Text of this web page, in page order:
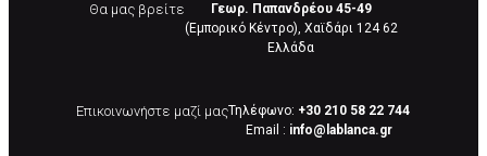
Θα μας βρείτε
Γεωρ. Παπανδρέου 45-49
(Εμπορικό Κέντρο), Χαϊδάρι 124 62
Eλλάδα
Επικοινωνήστε μαζί μαςΤηλέφωνο: +30 210 58 22 744
Email : info@lablanca.gr